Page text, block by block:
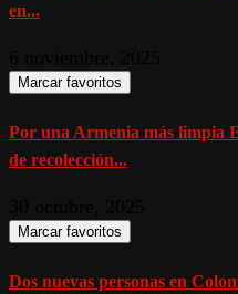
en...
Marcar favoritos
Por una Armenia más limpia
de recolección...
Marcar favoritos
Dos nuevas personas en